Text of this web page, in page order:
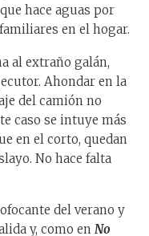
hace aguas por
en el hogar.
al extraño galán,
Ahondar en la
del camión no
caso se intuye más
en el corto, quedan
No hace falta
del verano y
y, como en No